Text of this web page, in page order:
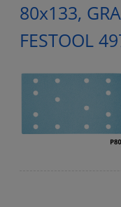
80x133,
FESTOOL